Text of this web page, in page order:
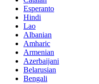
Esperanto
Hindi
Lao
Albanian
Amharic
Armenian
Azerbaijani
Belarusian
Bengali